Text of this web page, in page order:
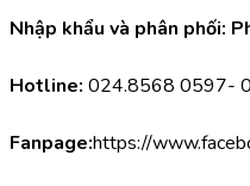
Nhập khẩu và phân phối:
Hotline: 024.8568 0597-
Fanpage:https://